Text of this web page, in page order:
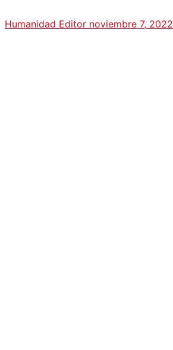
Humanidad Editor noviembre 7, 2022